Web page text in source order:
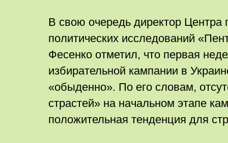
В свою очередь директор Центра
политических исследований
Фесенко отметил, что первая
избирательной кампании в
«обыденно». По его словам,
страстей» на начальном этапе
положительная тенденция для